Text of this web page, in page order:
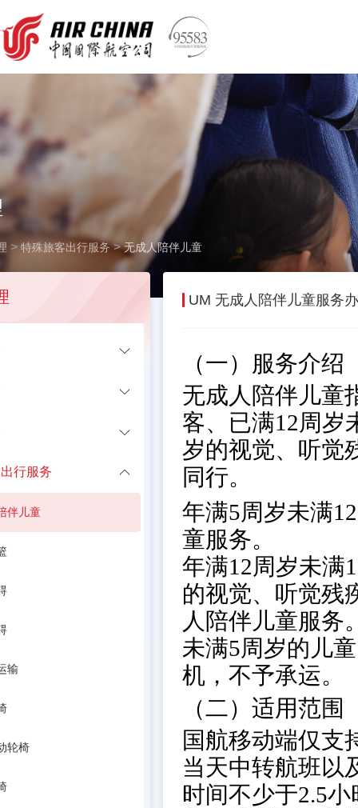
> 特殊旅客出行服务>无成人陪伴儿童
行服务
伴儿童
输
轮椅
UM 无成人陪伴儿童服务
（一）服务介绍
无成人陪伴儿童
客、已满12周岁
岁的视觉、听觉
同行。
年满5周岁未满
童服务。
年满12周岁未满
的视觉、听觉残
人陪伴儿童服务
未满5周岁的儿
机，不予承运。
（二）适用范围
国航移动端仅支
当天中转航班以
时间不少于2.5